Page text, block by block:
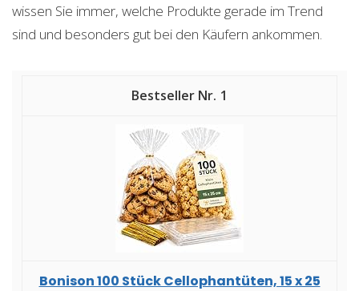
wissen Sie immer, welche Produkte gerade im Trend
sind und besonders gut bei den Käufern ankommen.
1
Bonison 100 Stück Cellophantüten, 15 x 25